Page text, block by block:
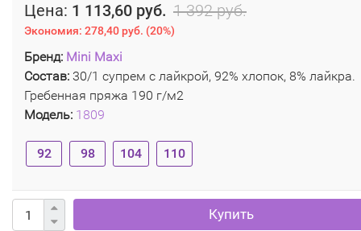
Цена: 1 113,60 руб. 1 392 руб.
Экономия: 278,40 руб. (20%)
Бренд: Mini Maxi
Состав: 30/1 супрем с лайкрой, 92% хлопок, 8% лайкра.
Гребенная пряжа 190 г/м2
Модель: 1809
92 98 104 110
Купить